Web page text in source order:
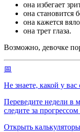
она избегает
она становится
она кажется
она трет глаза.
Возможно, девочке
📅
Не знаете, какой у вас
Переведите недели в
следите за
Открыть